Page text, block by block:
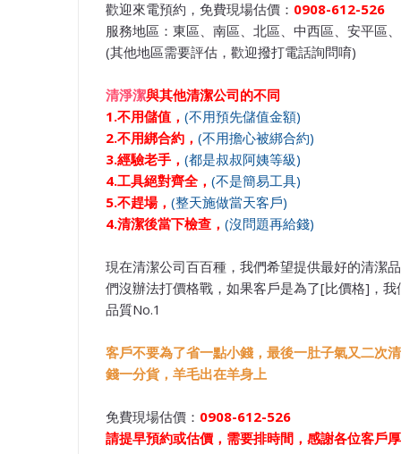
歡迎來電預約，免費現場估價： 0908-612-526
服務地區：東區、南區、北區、中西區、安平區
(其他地區需要評估，歡迎撥打電話詢問唷)
清淨潔與其他清潔公司的不同
1.不用儲值， (不用預先儲值金額)
2.不用綁合約， (不用擔心被綁合約)
3.經驗老手， (都是叔叔阿姨等級)
4.工具絕對齊全， (不是簡易工具)
5.不趕場， (整天施做當天客戶)
4.清潔後當下檢查， (沒問題再給錢)
現在清潔公司百百種，我們希望提供最好的清潔
們沒辦法打價格戰，如果客戶是為了[比價格]，
品質No.1
客戶不要為了省一點小錢，最後一肚子氣又二次
錢一分貨，羊毛出在羊身上
免費現場估價： 0908-612-526
請提早預約或估價，需要排時間，感謝各位客戶